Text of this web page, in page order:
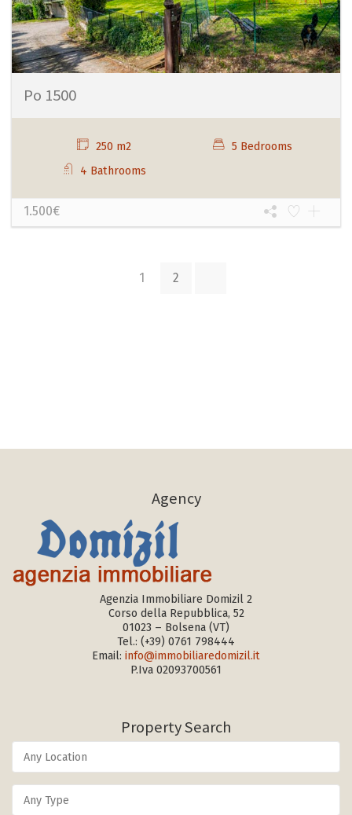
Po 1500
250 m2
5 Bedrooms
4 Bathrooms
1.500€
1 2
Agency
Agenzia Immobiliare Domizil 2
Corso della Repubblica, 52
01023 – Bolsena (VT)
Tel.: (+39) 0761 798444
Email: info@immobiliaredomizil.it
P.Iva 02093700561
Property Search